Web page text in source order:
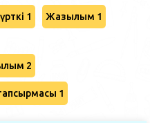
1 Жазылым 1
2
1